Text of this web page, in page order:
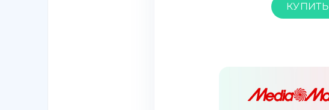
КУПИТЬ